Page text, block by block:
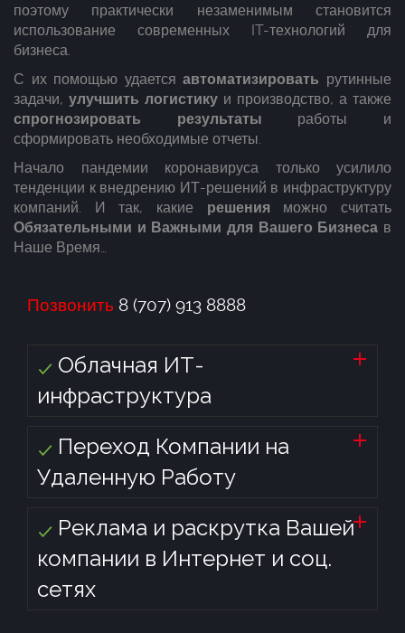
поэтому практически незаменимым становится
использование современных IT-технологий для
бизнеса.
С их помощью удаетсяавтоматизировать рутинные
задачи, улучшить логистику и производство, а также
спрогнозировать результаты работы и
сформировать необходимые отчеты.
Начало пандемии коронавируса только усилило
тенденции к внедрению ИТ-решений в инфраструктуру
компаний. И так, какие решенияможно считать
Обязательными и Важными для Вашего Бизнеса в
Наше Время…
Позвонить 8 (707) 913 8888
Облачная ИТ-
инфраструктура
Переход Компании на
Удаленную Работу
Реклама и раскрутка Вашей
компании в Интернет и соц.
сетях